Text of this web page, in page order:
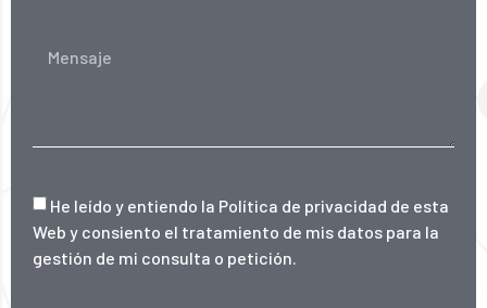
He leído y entiendo la Política de privacidad de esta
Web y consiento el tratamiento de mis datos para la
gestión de mi consulta o petición.